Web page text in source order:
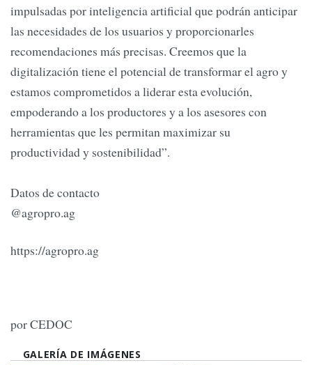
impulsadas por inteligencia artificial que podrán anticipar
las necesidades de los usuarios y proporcionarles
recomendaciones más precisas. Creemos que la
digitalización tiene el potencial de transformar el agro y
estamos comprometidos a liderar esta evolución,
empoderando a los productores y a los asesores con
herramientas que les permitan maximizar su
productividad y sostenibilidad”.
Datos de contacto
@agropro.ag
https://agropro.ag
por CEDOC
GALERÍA DE IMÁGENES